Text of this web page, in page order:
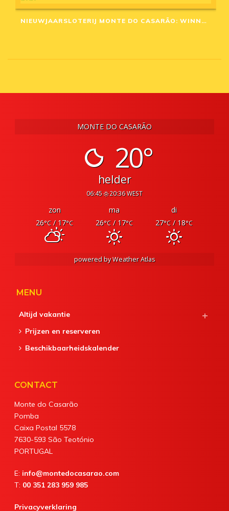
NIEUWJAARSLOTERIJ MONTE DO CASARÃO: WINNAARS VAN 2020
MONTE DO CASARÃO
20°
helder
06:45 20:36 WEST
zon ma
di
26°C/ 17°C 26°C/ 17°C 27°C/ 18°C
powered byWeather Atlas
MENU
Altijd vakantie
Prijzen en reserveren
Beschikbaarheidskalender
CONTACT
Monte do Casarão
Pomba
Caixa Postal 5578
7630-593 São Teotónio
PORTUGAL
E: info@montedocasarao.com
T: 00 351 283 959 985
Privacyverklaring